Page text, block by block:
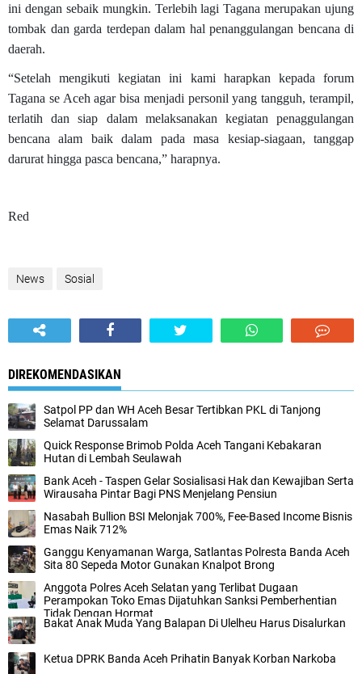
ini dengan sebaik mungkin. Terlebih lagi Tagana merupakan ujung
tombak dan garda terdepan dalam hal penanggulangan bencana di
daerah.
“Setelah mengikuti kegiatan ini kami harapkan kepada forum
Tagana se Aceh agar bisa menjadi personil yang tangguh, terampil,
terlatih dan siap dalam melaksanakan kegiatan penaggulangan
bencana alam baik dalam pada masa kesiap-siagaan, tanggap
darurat hingga pasca bencana,” harapnya.
Red
News Sosial
DIREKOMENDASIKAN
Satpol PP dan WH Aceh Besar Tertibkan PKL di Tanjong
Selamat Darussalam
Quick Response Brimob Polda Aceh Tangani Kebakaran
Hutan di Lembah Seulawah
Bank Aceh - Taspen Gelar Sosialisasi Hak dan Kewajiban Serta
Wirausaha Pintar Bagi PNS Menjelang Pensiun
Nasabah Bullion BSI Melonjak 700%, Fee-Based Income Bisnis
Emas Naik 712%
Ganggu Kenyamanan Warga, Satlantas Polresta Banda Aceh
Sita 80 Sepeda Motor Gunakan Knalpot Brong
Anggota Polres Aceh Selatan yang Terlibat Dugaan
Perampokan Toko Emas Dijatuhkan Sanksi Pemberhentian
Tidak Dengan Hormat
Bakat Anak Muda Yang Balapan Di Ulelheu Harus Disalurkan
Ketua DPRK Banda Aceh Prihatin Banyak Korban Narkoba